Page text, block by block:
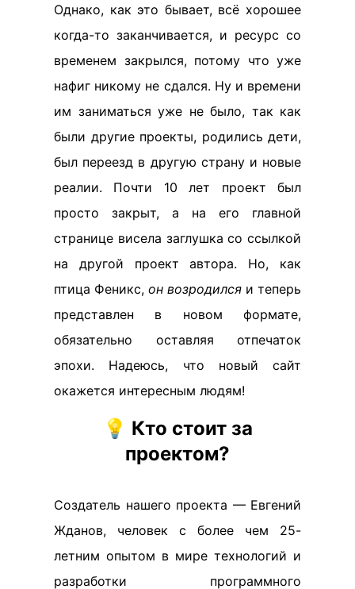
Однако, как это бывает, всё хорошее
когда-то заканчивается, и ресурс со
временем закрылся, потому что уже
нафиг никому не сдался. Ну и времени
им заниматься уже не было, так как
были другие проекты, родились дети,
был переезд в другую страну и новые
реалии. Почти 10 лет проект был
просто закрыт, а на его главной
странице висела заглушка со ссылкой
на другой проект автора. Но, как
птица Феникс, он возродился и теперь
представлен в новом формате,
обязательно оставляя отпечаток
эпохи. Надеюсь, что новый сайт
окажется интересным людям!
💡 Кто стоит за
проектом?
Создатель нашего проекта — Евгений
Жданов, человек с более чем 25-
летним опытом в мире технологий и
разработки программного